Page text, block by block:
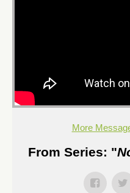
More
From Series: "